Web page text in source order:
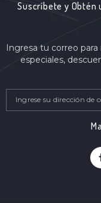
Suscríbete y Obtén
Ingresa tu correo
especiales,